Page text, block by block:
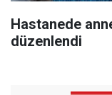
Hastanede
düzenlendi